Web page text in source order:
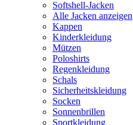
Softshell-Jacken
Alle Jacken anzeigen
Kappen
Kinderkleidung
Mützen
Poloshirts
Regenkleidung
Schals
Sicherheitskleidung
Socken
Sonnenbrillen
Sportkleidung